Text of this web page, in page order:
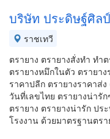
บริษัท ประดิษฐ์ศิล
ราชเทวี
ตรายาง ตรายางสั่งทำ ทำ
ตรายางหมึกในตัว ตรายา
ราคาปลีก ตรายางราคาส่
วันที่เลขไทย ตรายางน่ารั
ตรายาง ตรายางน่ารัก ปร
โรงงาน ด้วยมาตรฐานตร